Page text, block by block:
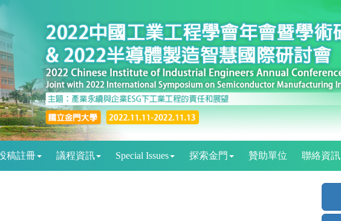
稿註冊 議程資訊 Special Issues 探索金門 贊助單位 聯絡資訊